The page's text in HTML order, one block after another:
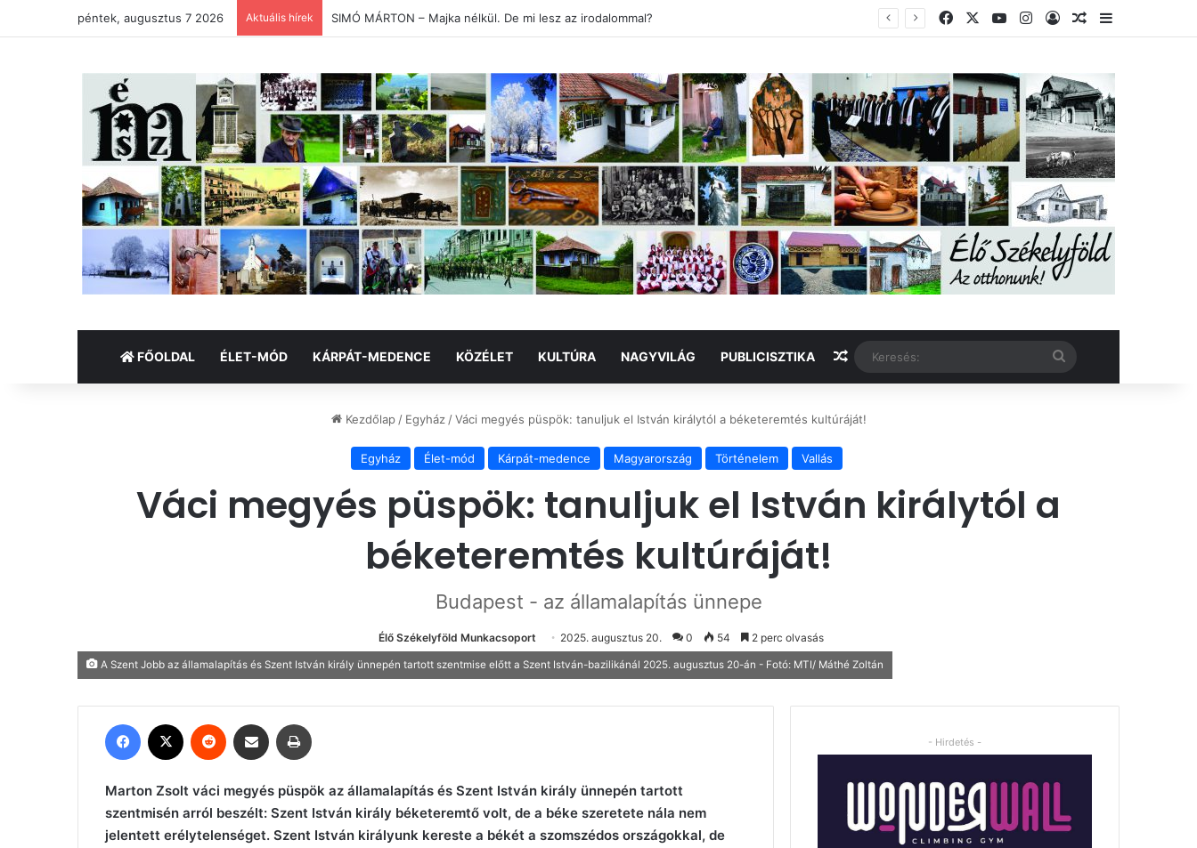
péntek, augusztus 7 2026 Aktuális hírek SIMÓ MÁRTON – Majka nélkül. De mi lesz az irodalommal? FacebookYouTubeInstagram
BelépésVéletlen cikk
Oldalsáv
FŐOLDAL ÉLET-MÓD KÁRPÁT-MEDENCE KÖZÉLET KULTÚRA NAGYVILÁG PUBLICISZTIKA Véletlen cikk Keresés:
Kezdőlap / Egyház / Váci megyés püspök: tanuljuk el István királytól a béketeremtés kultúráját!
Egyház Élet-mód Kárpát-medence Magyarország Történelem Vallás
Váci megyés püspök: tanuljuk el István királytól a
béketeremtés kultúráját!
Budapest - az államalapítás ünnepe
Élő Székelyföld Munkacsoport 2025. augusztus 20. 0 54 2 perc olvasás
A Szent Jobb az államalapítás és Szent István király ünnepén tartott szentmise előtt a Szent István-bazilikánál 2025. augusztus 20-án - Fotó: MTI/ Máthé Zoltán
Facebook Reddit Megosztás email-ben
Marton Zsolt váci megyés püspök az államalapítás és Szent István király ünnepén tartott
szentmisén arról beszélt: Szent István király béketeremtő volt, de a béke szeretete nála nem
jelentett erélytelenséget. Szent István királyunk kereste a békét a szomszédos országokkal, de
- Hirdetés -